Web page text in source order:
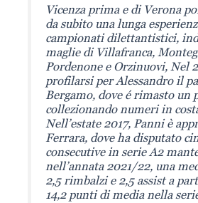
Vicenza prima e di Verona
da subito una lunga
campionati dilettantistici,
maglie di Villafranca,
Pordenone e Orzinuovi, Nel
profilarsi per Alessandro il
Bergamo, dove é rimasto un
collezionando numeri in
Nell’estate 2017, Panni è
Ferrara, dove ha disputato
consecutive in serie A2
nell’annata 2021/22, una
2,5 rimbalzi e 2,5 assist a
14,2 punti di media nella